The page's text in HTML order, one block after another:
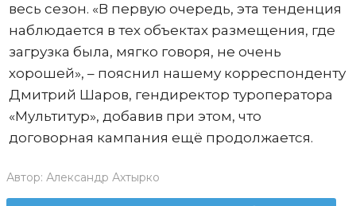
весь сезон. «В первую очередь, эта тенденция
наблюдается в тех объектах размещения, где
загрузка была, мягко говоря, не очень
хорошей», – пояснил нашему корреспонденту
Дмитрий Шаров, гендиректор туроператора
«Мультитур», добавив при этом, что
договорная кампания ещё продолжается.
Автор: Александр Ахтырко